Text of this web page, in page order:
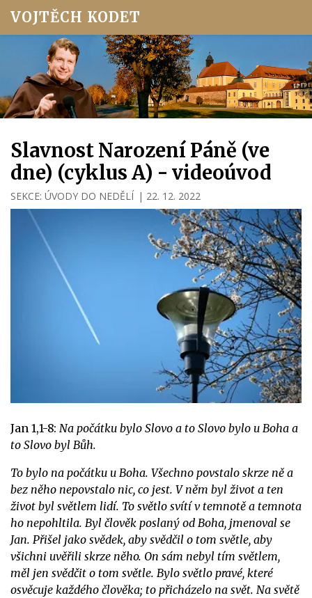
VOJTĚCH KODET
Slavnost Narození Páně (ve
dne) (cyklus A) - videoúvod
SEKCE: ÚVODY DO NEDĚLÍ | 22. 12. 2022
Jan 1,1-8: Na počátku bylo Slovo a to Slovo bylo u Boha a
to Slovo byl Bůh.
To bylo na počátku u Boha. Všechno povstalo skrze ně a
bez něho nepovstalo nic, co jest. V něm byl život a ten
život byl světlem lidí. To světlo svítí v temnotě a temnota
ho nepohltila. Byl člověk poslaný od Boha, jmenoval se
Jan. Přišel jako svědek, aby svědčil o tom světle, aby
všichni uvěřili skrze něho. On sám nebyl tím světlem,
měl jen svědčit o tom světle. Bylo světlo pravé, které
osvěcuje každého člověka; to přicházelo na svět. Na světě